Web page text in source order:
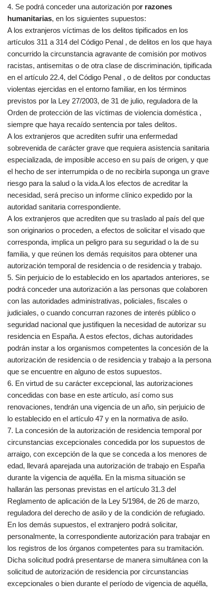
4. Se podrá conceder una autorización por razones
humanitarias, en los siguientes supuestos:
A los extranjeros víctimas de los delitos tipificados en los
artículos 311 a 314 del Código Penal , de delitos en los que haya
concurrido la circunstancia agravante de comisión por motivos
racistas, antisemitas o de otra clase de discriminación, tipificada
en el artículo 22.4, del Código Penal , o de delitos por conductas
violentas ejercidas en el entorno familiar, en los términos
previstos por la Ley 27/2003, de 31 de julio, reguladora de la
Orden de protección de las víctimas de violencia doméstica ,
siempre que haya recaído sentencia por tales delitos.
A los extranjeros que acrediten sufrir una enfermedad
sobrevenida de carácter grave que requiera asistencia sanitaria
especializada, de imposible acceso en su país de origen, y que
el hecho de ser interrumpida o de no recibirla suponga un grave
riesgo para la salud o la vida.A los efectos de acreditar la
necesidad, será preciso un informe clínico expedido por la
autoridad sanitaria correspondiente.
A los extranjeros que acrediten que su traslado al país del que
son originarios o proceden, a efectos de solicitar el visado que
corresponda, implica un peligro para su seguridad o la de su
familia, y que reúnen los demás requisitos para obtener una
autorización temporal de residencia o de residencia y trabajo.
5. Sin perjuicio de lo establecido en los apartados anteriores, se
podrá conceder una autorización a las personas que colaboren
con las autoridades administrativas, policiales, fiscales o
judiciales, o cuando concurran razones de interés público o
seguridad nacional que justifiquen la necesidad de autorizar su
residencia en España. A estos efectos, dichas autoridades
podrán instar a los organismos competentes la concesión de la
autorización de residencia o de residencia y trabajo a la persona
que se encuentre en alguno de estos supuestos.
6. En virtud de su carácter excepcional, las autorizaciones
concedidas con base en este artículo, así como sus
renovaciones, tendrán una vigencia de un año, sin perjuicio de
lo establecido en el artículo 47 y en la normativa de asilo.
7. La concesión de la autorización de residencia temporal por
circunstancias excepcionales concedida por los supuestos de
arraigo, con excepción de la que se conceda a los menores de
edad, llevará aparejada una autorización de trabajo en España
durante la vigencia de aquélla. En la misma situación se
hallarán las personas previstas en el artículo 31.3 del
Reglamento de aplicación de la Ley 5/1984, de 26 de marzo,
reguladora del derecho de asilo y de la condición de refugiado.
En los demás supuestos, el extranjero podrá solicitar,
personalmente, la correspondiente autorización para trabajar en
los registros de los órganos competentes para su tramitación.
Dicha solicitud podrá presentarse de manera simultánea con la
solicitud de autorización de residencia por circunstancias
excepcionales o bien durante el período de vigencia de aquélla,